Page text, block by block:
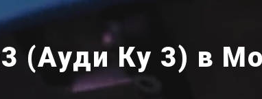
(Ауди Ку 3) в